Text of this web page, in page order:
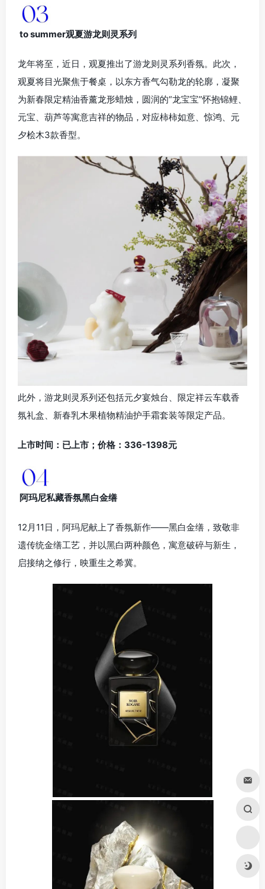
to summer观夏游龙则灵系列
龙年将至，近日，观夏推出了游龙则灵系列香氛。此次，
观夏将目光聚焦于餐桌，以东方香气勾勒龙的轮廓，凝聚
为新春限定精油香薰龙形蜡烛，圆润的“龙宝宝”怀抱锦鲤、
元宝、葫芦等寓意吉祥的物品，对应柿柿如意、惊鸿、元
夕桧木3款香型。
此外，游龙则灵系列还包括元夕宴烛台、限定祥云车载香
氛礼盒、新春乳木果植物精油护手霜套装等限定产品。
上市时间：已上市；价格：336-1398元
阿玛尼私藏香氛黑白金缮
12月11日，阿玛尼献上了香氛新作——黑白金缮，致敬非
遗传统金缮工艺，并以黑白两种颜色，寓意破碎与新生，
启接纳之修行，映重生之希冀。